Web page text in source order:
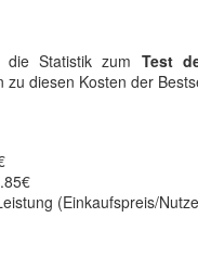
die Statistik zum Test
diesen Kosten der
(Einkaufspreis/